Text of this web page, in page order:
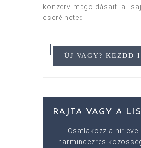
konzerv-megoldásait a
cserélheted.
RAJTA VAGY A
Csatlakozz a
harmincezres